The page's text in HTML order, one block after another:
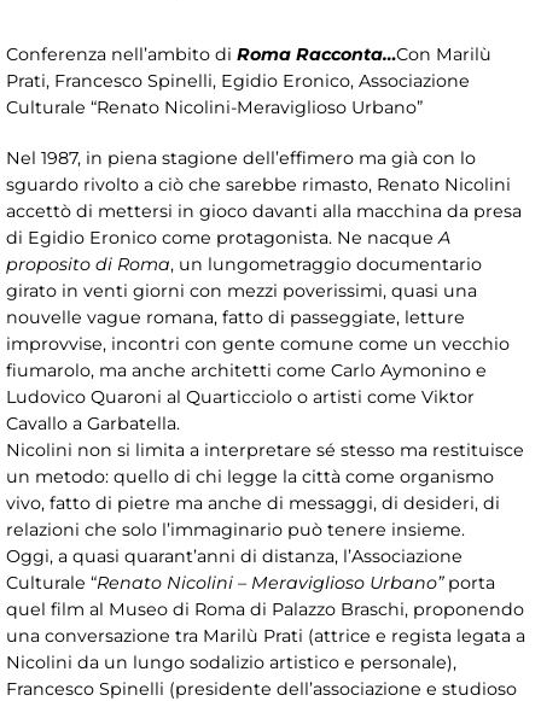
Conferenza nell’ambito di Roma Racconta…Con Marilù
Prati, Francesco Spinelli, Egidio Eronico, Associazione
Culturale “Renato Nicolini-Meraviglioso Urbano”
Nel 1987, in piena stagione dell’effimero ma già con lo
sguardo rivolto a ciò che sarebbe rimasto, Renato Nicolini
accettò di mettersi in gioco davanti alla macchina da presa
di Egidio Eronico come protagonista. Ne nacqueA
proposito di Roma, un lungometraggio documentario
girato in venti giorni con mezzi poverissimi, quasi una
nouvelle vague romana, fatto di passeggiate, letture
improvvise, incontri con gente comune come un vecchio
fiumarolo, ma anche architetti come Carlo Aymonino e
Ludovico Quaroni al Quarticciolo o artisti come Viktor
Cavallo a Garbatella.
Nicolini non si limita a interpretare sé stesso ma restituisce
un metodo: quello di chi legge la città come organismo
vivo, fatto di pietre ma anche di messaggi, di desideri, di
relazioni che solo l’immaginario può tenere insieme.
Oggi, a quasi quarant’anni di distanza, l’Associazione
Culturale “Renato Nicolini – Meraviglioso Urbano”porta
quel film al Museo di Roma di Palazzo Braschi, proponendo
una conversazione tra Marilù Prati (attrice e regista legata a
Nicolini da un lungo sodalizio artistico e personale),
Francesco Spinelli (presidente dell’associazione e studioso